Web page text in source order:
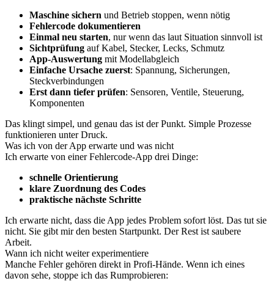
Maschine sichern und Betrieb stoppen, wenn nötig
Fehlercode dokumentieren
Einmal neu starten, nur wenn das laut Situation sinnvoll ist
Sichtprüfung auf Kabel, Stecker, Lecks, Schmutz
App-Auswertung mit Modellabgleich
Einfache Ursache zuerst: Spannung, Sicherungen,
Steckverbindungen
Erst dann tiefer prüfen: Sensoren, Ventile, Steuerung,
Komponenten
Das klingt simpel, und genau das ist der Punkt. Simple Prozesse
funktionieren unter Druck.
Was ich von der App erwarte und was nicht
Ich erwarte von einer Fehlercode-App drei Dinge:
schnelle Orientierung
klare Zuordnung des Codes
praktische nächste Schritte
Ich erwarte nicht, dass die App jedes Problem sofort löst. Das tut sie
nicht. Sie gibt mir den besten Startpunkt. Der Rest ist saubere
Arbeit.
Wann ich nicht weiter experimentiere
Manche Fehler gehören direkt in Profi-Hände. Wenn ich eines
davon sehe, stoppe ich das Rumprobieren: